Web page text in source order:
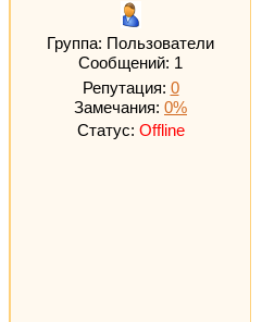
Группа: Пользователи
Сообщений: 1
Репутация: 0
Замечания: 0%
Статус: Offline